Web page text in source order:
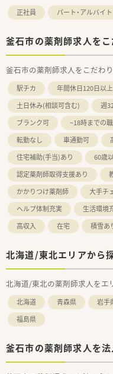
正社員 パート・アルバイト
釜石市の薬剤師求人を
釜石市の薬剤師求人をこだわ
駅チカ 年間休日120日以上
土日休み(相談可含む)
週
ブランク可
~18時までの
転勤なし
車通勤可
住宅補助(手当)あり
60歳
認定薬剤師取得支援あり
かかりつけ薬剤師
大手チ
ヘルプ体制充実
生活環境
高収入
在宅 積雪あ
北海道/東北エリアから
北海道/東北の薬剤師求人をエ
北海道 青森県 岩手
福島県
釜石市の薬剤師求人を